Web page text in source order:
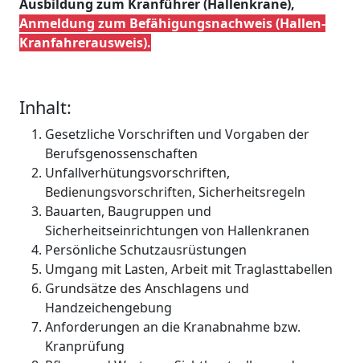
Ausbildung zum Kranführer (Hallenkrane),
Anmeldung zum Befähigungsnachweis (Hallen-
Kranfahrerausweis).
Inhalt:
Gesetzliche Vorschriften und Vorgaben der
Berufsgenossenschaften
Unfallverhütungsvorschriften,
Bedienungsvorschriften, Sicherheitsregeln
Bauarten, Baugruppen und
Sicherheitseinrichtungen von Hallenkranen
Persönliche Schutzausrüstungen
Umgang mit Lasten, Arbeit mit Traglasttabellen
Grundsätze des Anschlagens und
Handzeichengebung
Anforderungen an die Kranabnahme bzw.
Kranprüfung